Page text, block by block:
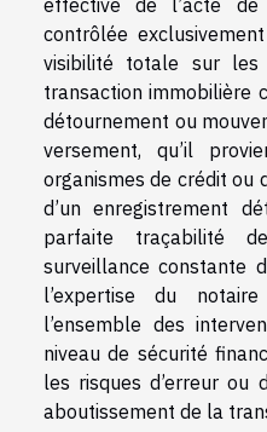
effective de l’acte de
contrôlée
visibilité totale sur
transaction immobilière
détournement ou
versement, qu’il
organismes de crédit ou
d’un enregistrement
parfaite traçabilité
surveillance constante
l’expertise du
l’ensemble des
niveau de sécurité
les risques d’erreur ou
aboutissement de la